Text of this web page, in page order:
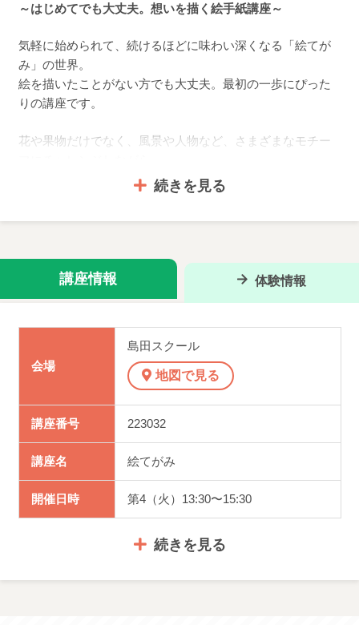
～はじめてでも大丈夫。想いを描く絵手紙講座～
気軽に始められて、続けるほどに味わい深くなる「絵てが
み」の世界。
絵を描いたことがない方でも大丈夫。最初の一歩にぴった
りの講座です。
花や果物だけでなく、風景や人物など、さまざまなモチー
はがきサイズにとどまらず、折り帳やアート作品づくりに
ただ「描く」だけではなく、「届ける」楽しさも味わえる
心を込めた一枚が、あなたの大切な人の心にもあたたかく
季節の移ろいを感じながら、自分らしい表現を楽しんでみ
ませんか？
◆体験できます◆
体験日は下の【体験情報】からご確認いただけます。
体験料：2,640円 （要予約・道具貸出可)
続きを見る
講座情報
会場
島田スクール
地図で見る
講座番号 223032
講座名 絵てがみ
開催日時 第4（火）13:30〜15:30
続きを見る
体験情報